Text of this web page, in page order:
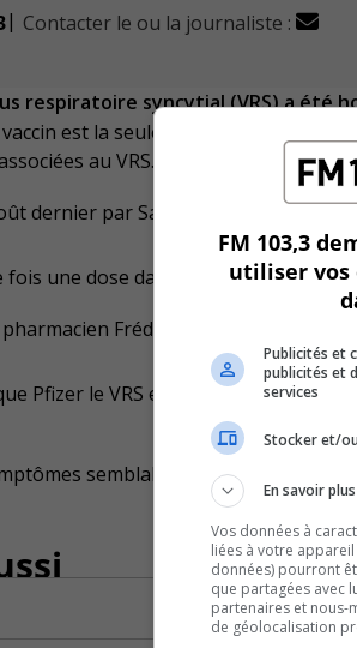
| Contacter le ou la journaliste :
respiratoire syncytial (VRS) a été
est la seule forme d’immunité
au VRS.
dernier par Santé Canada.
une dose dans une pharmacie de
Frédérick Coussa dans une
Pfizer le VRS est un virus
semblables à ceux du rhume.
FM 103,3
utiliser vos
Publicités et
publicités et
services
Stocker et/
En savoir plus
Vos données à
liées à votre
données) pourront
que partagées avec
partenaires et nous-
de géolocalisation